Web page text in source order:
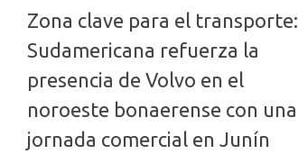
Zona clave para el transporte:
Sudamericana refuerza la
presencia de Volvo en el
noroeste bonaerense con una
jornada comercial en Junín